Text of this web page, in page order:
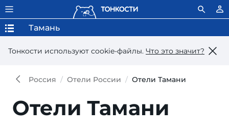
Тонкости используют сookie-файлы. Что это значит?
Тамань
Россия Отели России Отели Тамани
Отели Тамани